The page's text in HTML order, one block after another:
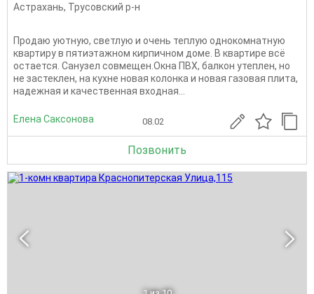
Астрахань, Трусовский р-н
Продаю уютную, светлую и очень теплую однокомнатную
квартиру в пятиэтажном кирпичном доме. В квартире всё
остается. Санузел совмещен.Окна ПВХ, балкон утеплен, но
не застеклен, на кухне новая колонка и новая газовая плита,
надежная и качественная входная...
Елена Саксонова 08.02
Позвонить